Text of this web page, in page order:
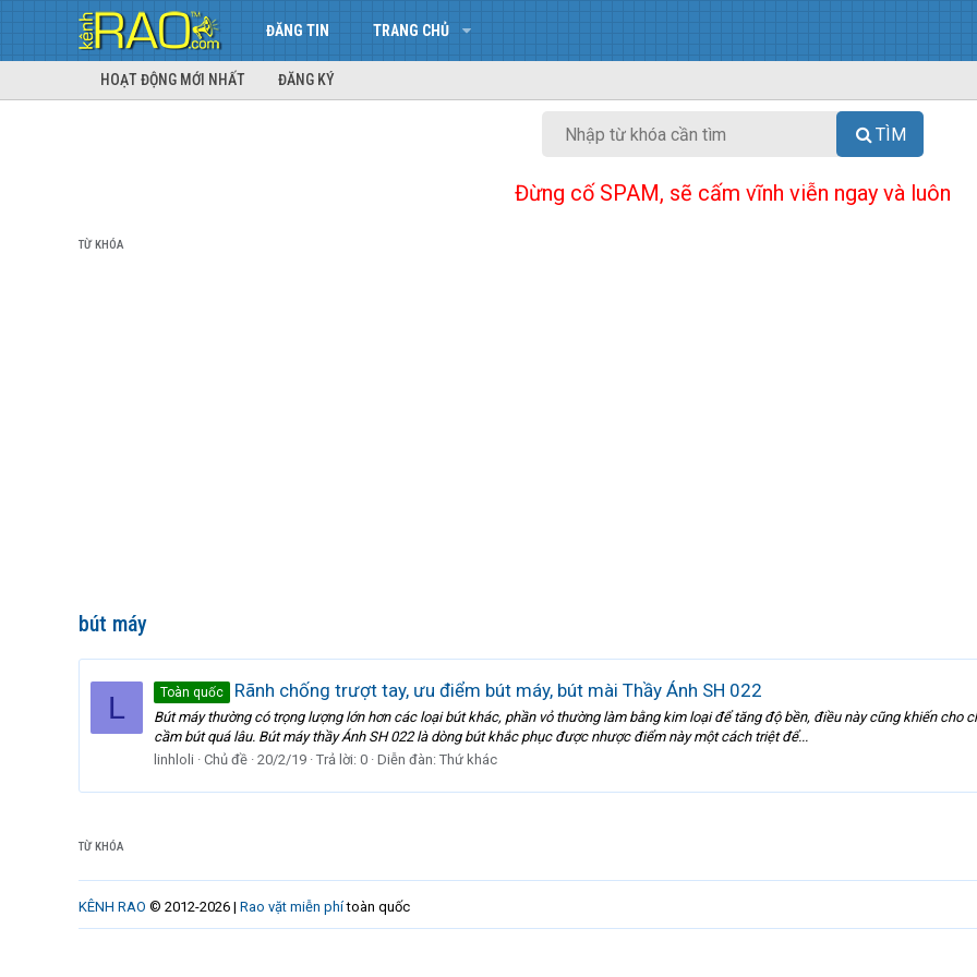
ĐĂNG TIN TRANG CHỦ
HOẠT ĐỘNG MỚI NHẤT ĐĂNG KÝ
TÌM
Đừng cố SPAM, sẽ cấm vĩnh viễn ngay và luôn
TỪ KHÓA
bút máy
L Toàn quốc Rãnh chống trượt tay, ưu điểm bút máy, bút mài Thầy Ánh SH 022
Bút máy thường có trọng lượng lớn hơn các loại bút khác, phần vỏ thường làm bằng kim loại để tăng độ bền, điều này cũng khiến cho
cầm bút quá lâu. Bút máy thầy Ánh SH 022 là dòng bút khắc phục được nhược điểm này một cách triệt để...
linhloli
Chủ đề 20/2/19 Trả lời: 0 Diễn đàn: Thứ khác
TỪ KHÓA
KÊNH RAO © 2012-2026 | Rao vặt miễn phítoàn quốc